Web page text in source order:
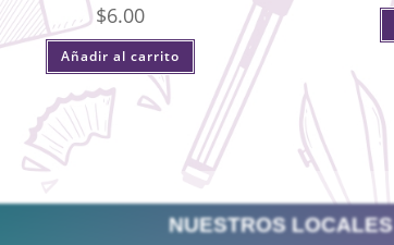
$6.00
Añadir al carrito
NUESTROS LOCALES